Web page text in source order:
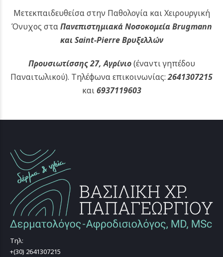
Μετεκπαιδευθείσα στην Παθολογία και Χειρουργική
Όνυχος σταΠανεπιστημιακά Νοσοκομεία Brugmann
και Saint-Pierre Βρυξελλών
Προυσιωτίσσης 27, Αγρίνιο(έναντι γηπέδου
Παναιτωλικού). Τηλέφωνα επικοινωνίας:2641307215
και6937119603
Τηλ:
+(30) 2641307215